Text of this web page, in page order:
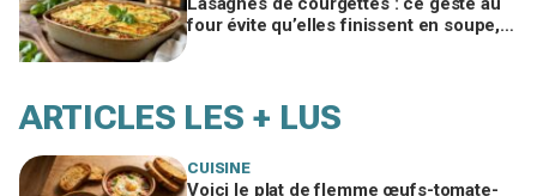
four évite qu’elles finissent en soupe,
ARTICLES LES + LUS
CUISINE
Voici le plat de flemme œufs-tomate-